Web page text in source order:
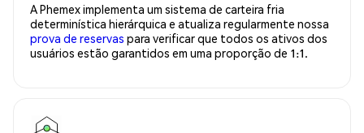
A Phemex implementa um sistema de carteira fria
determinística hierárquica e atualiza regularmente nossa
prova de reservas para verificar que todos os ativos dos
usuários estão garantidos em uma proporção de 1:1.